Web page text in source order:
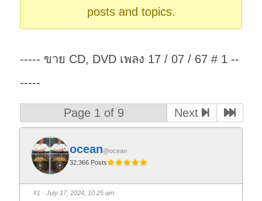
posts and topics.
----- ขาย CD, DVD เพลง 17 / 07 / 67 # 1 --
-----
Page 1 of 9 Next
ocean@ocean
32,366 Posts
#1 · July 17, 2024, 10:25 am